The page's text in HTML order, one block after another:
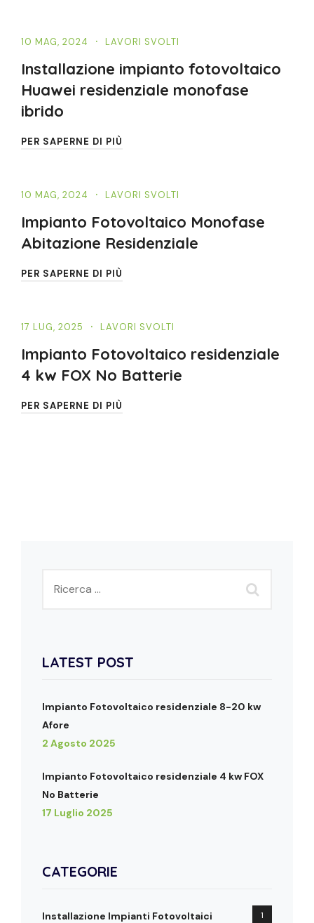
10 MAG, 2024 LAVORI SVOLTI
Installazione impianto fotovoltaico
Huawei residenziale monofase
ibrido
PER SAPERNE DI PIÙ
10 MAG, 2024 LAVORI SVOLTI
Impianto Fotovoltaico Monofase
Abitazione Residenziale
PER SAPERNE DI PIÙ
17 LUG, 2025 LAVORI SVOLTI
Impianto Fotovoltaico residenziale
4 kw FOX No Batterie
PER SAPERNE DI PIÙ
LATEST POST
Impianto Fotovoltaico residenziale 8-20 kw
Afore
2 Agosto 2025
Impianto Fotovoltaico residenziale 4 kw FOX
No Batterie
17 Luglio 2025
CATEGORIE
Installazione Impianti Fotovoltaici 1